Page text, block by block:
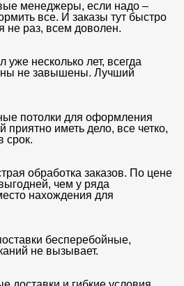
менеджеры, если надо –
все. И заказы тут быстро
не раз, всем доволен.
несколько лет, всегда
не завышены. Лучший
потолки для оформления
приятно иметь дело, все четко,
срок.
обработка заказов. По цене
чем у ряда
нахождения для
бесперебойные,
не вызывает.